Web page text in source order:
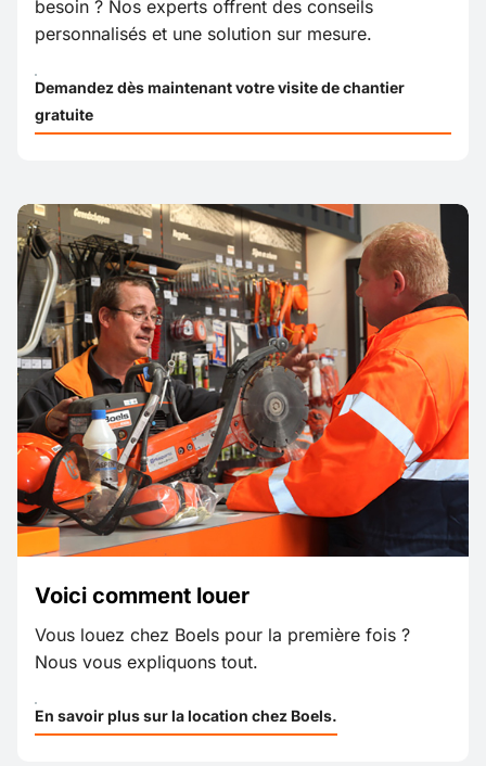
besoin ? Nos experts offrent des conseils
personnalisés et une solution sur mesure.
Demandez dès maintenant votre visite de chantier
gratuite
Voici comment louer
Vous louez chez Boels pour la première fois ?
Nous vous expliquons tout.
En savoir plus sur la location chez Boels.